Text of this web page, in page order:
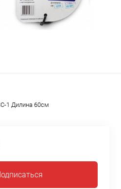
1 Дилина 60см